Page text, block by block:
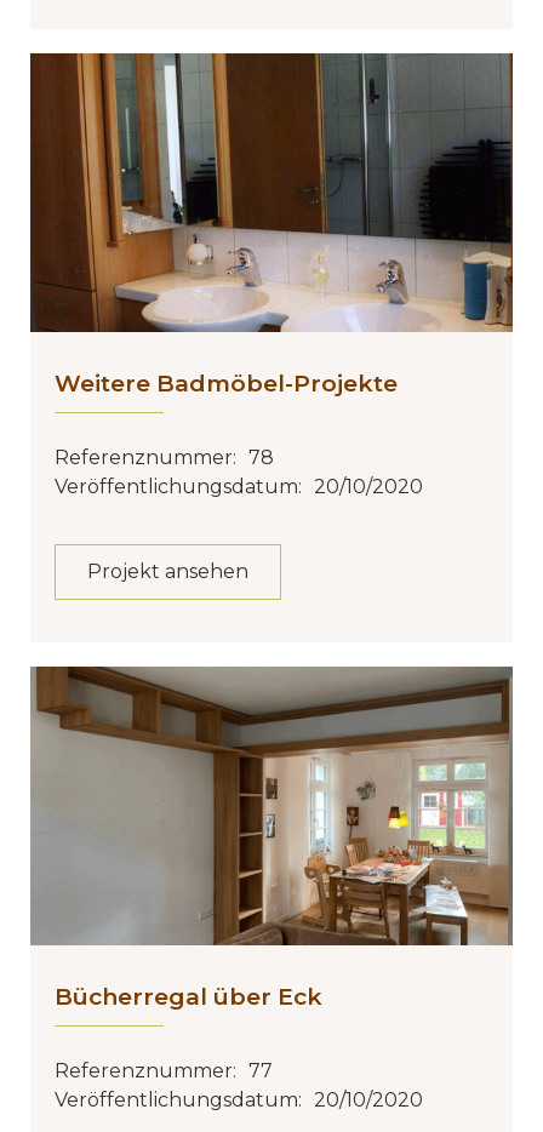
Weitere Badmöbel-Projekte
Referenznummer: 78
Veröffentlichungsdatum: 20/10/2020
Projekt ansehen
Bücherregal über Eck
Referenznummer: 77
Veröffentlichungsdatum: 20/10/2020